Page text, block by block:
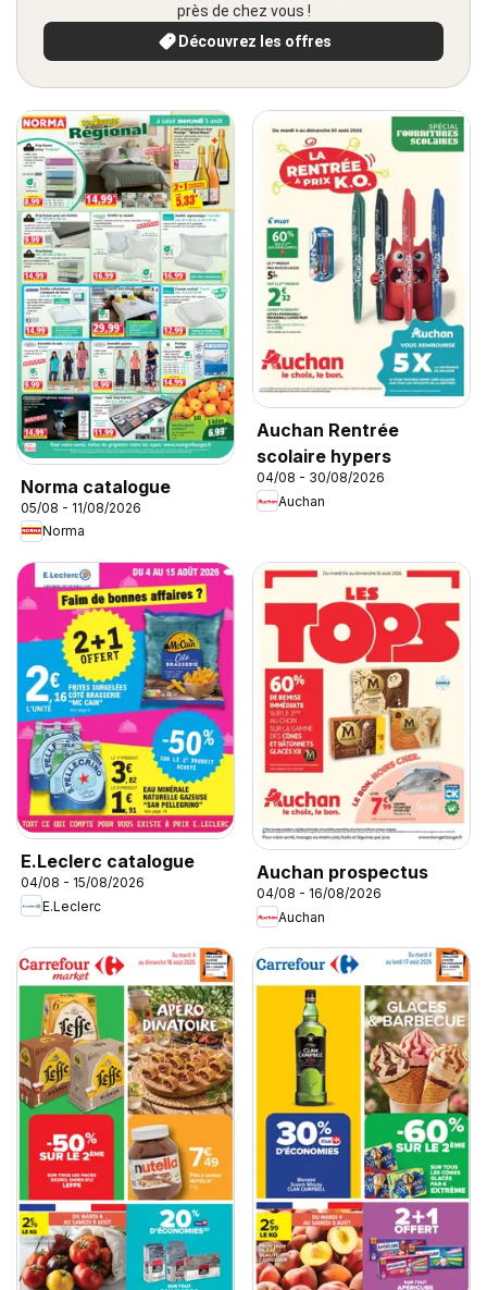
près de chez vous !
Découvrez les offres
Norma catalogue
05/08 - 11/08/2026
Norma
Auchan Rentrée
scolaire hypers
04/08 - 30/08/2026
Auchan
E.Leclerc catalogue
04/08 - 15/08/2026
E.Leclerc
Auchan prospectus
04/08 - 16/08/2026
Auchan